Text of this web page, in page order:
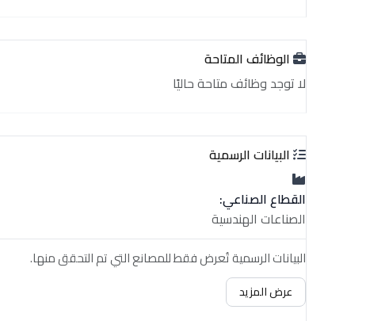
الوظائف المتاحة
لا توجد وظائف متاحة حاليًا
البيانات الرسمية
القطاع الصناعي:
الصناعات الهندسية
البيانات الرسمية تُعرض فقط للمصانع التي تم التحقق منها.
عرض المزيد